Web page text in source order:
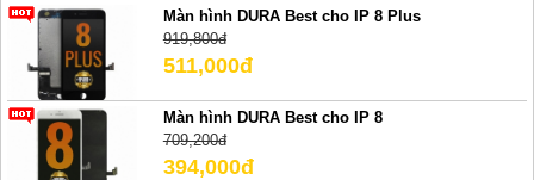
Màn hình DURA Best cho IP 8 Plus
919,800đ
511,000đ
Màn hình DURA Best cho IP 8
709,200đ
394,000đ